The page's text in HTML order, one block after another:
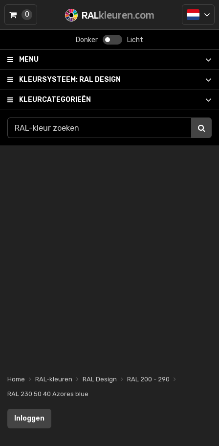
RALkleuren.com
Donker Licht
MENU
KLEURSYSTEEM: RAL DESIGN
KLEURCATEGORIEËN
0
Home RAL-kleuren RAL Design
RAL 200 - 290
RAL 230 50 40 Azores blue
Inloggen